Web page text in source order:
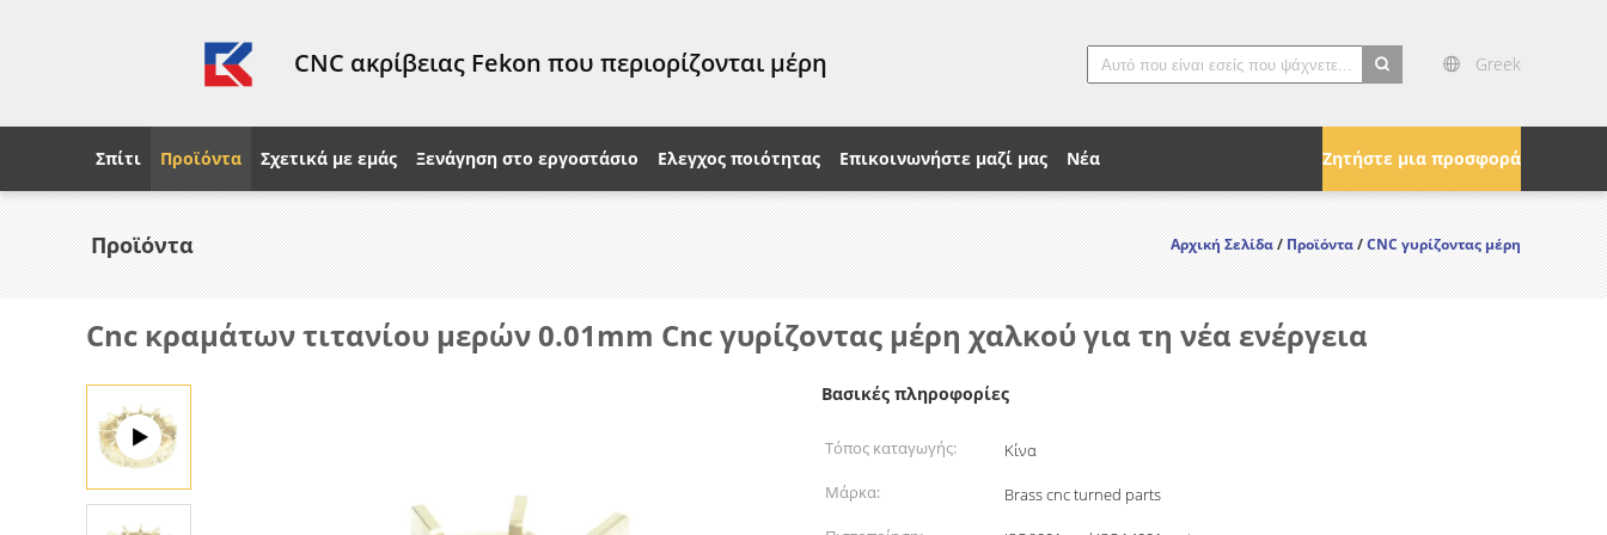
CNC ακρίβειας Fekon που περιορίζονται μέρη Greek
Ζητήστε μια προσφορά
Σπίτι Προϊόντα Σχετικά με εμάς Ξενάγηση στο εργοστάσιο Ελεγχος ποιότητας Επικοινωνήστε μαζί μας Νέα
Προϊόντα Αρχική Σελίδα/Προϊόντα/CNC γυρίζοντας μέρη
Cnc κραμάτων τιτανίου μερών 0.01mm Cnc γυρίζοντας μέρη χαλκού για τη νέα ενέργεια
Βασικές πληροφορίες
Τόπος καταγωγής:
Κίνα
Μάρκα:
Brass cnc turned parts